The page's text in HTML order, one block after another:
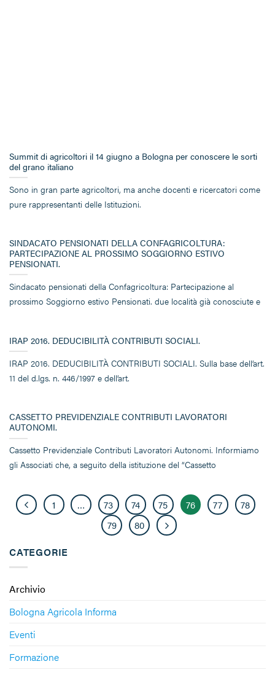
CATEGORIE
Archivio
Bologna Agricola Informa
Eventi
Formazione
Summit di agricoltori il 14 giugno a Bologna per conoscere le sorti
del grano italiano
Sono in gran parte agricoltori, ma anche docenti e ricercatori come
pure rappresentanti delle Istituzioni.
SINDACATO PENSIONATI DELLA CONFAGRICOLTURA:
PARTECIPAZIONE AL PROSSIMO SOGGIORNO ESTIVO
PENSIONATI.
Sindacato pensionati della Confagricoltura: Partecipazione al
prossimo Soggiorno estivo Pensionati. due località già conosciute e
IRAP 2016. DEDUCIBILITÀ CONTRIBUTI SOCIALI.
IRAP 2016. DEDUCIBILITÀ CONTRIBUTI SOCIALI. Sulla base dell’art.
11 del d.lgs. n. 446/1997 e dell’art.
CASSETTO PREVIDENZIALE CONTRIBUTI LAVORATORI
AUTONOMI.
Cassetto Previdenziale Contributi Lavoratori Autonomi. Informiamo
gli Associati che, a seguito della istituzione del “Cassetto
1 … 73 74 75 76 77
78
79
80